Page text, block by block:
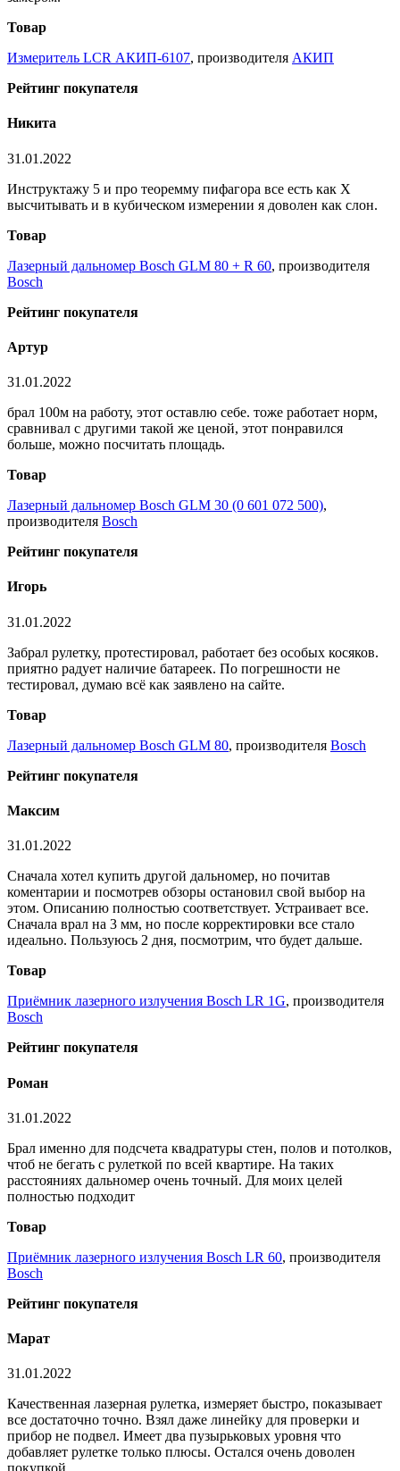
Товар
Измеритель LCR АКИП-6107, производителя АКИП
Рейтинг покупателя
Никита
31.01.2022
Инструктажу 5 и про теоремму пифагора все есть как X
высчитывать и в кубическом измерении я доволен как слон.
Товар
Лазерный дальномер Bosch GLM 80 + R 60, производителя
Bosch
Рейтинг покупателя
Артур
31.01.2022
брал 100м на работу, этот оставлю себе. тоже работает норм,
сравнивал с другими такой же ценой, этот понравился
больше, можно посчитать площадь.
Товар
Лазерный дальномер Bosch GLM 30 (0 601 072 500),
производителя Bosch
Рейтинг покупателя
Игорь
31.01.2022
Забрал рулетку, протестировал, работает без особых косяков.
приятно радует наличие батареек. По погрешности не
тестировал, думаю всё как заявлено на сайте.
Товар
Лазерный дальномер Bosch GLM 80, производителя Bosch
Рейтинг покупателя
Максим
31.01.2022
Сначала хотел купить другой дальномер, но почитав
коментарии и посмотрев обзоры остановил свой выбор на
этом. Описанию полностью соответствует. Устраивает все.
Сначала врал на 3 мм, но после корректировки все стало
идеально. Пользуюсь 2 дня, посмотрим, что будет дальше.
Товар
Приёмник лазерного излучения Bosch LR 1G, производителя
Bosch
Рейтинг покупателя
Роман
31.01.2022
Брал именно для подсчета квадратуры стен, полов и потолков,
чтоб не бегать с рулеткой по всей квартире. На таких
расстояниях дальномер очень точный. Для моих целей
полностью подходит
Товар
Приёмник лазерного излучения Bosch LR 60, производителя
Bosch
Рейтинг покупателя
Марат
31.01.2022
Качественная лазерная рулетка, измеряет быстро, показывает
все достаточно точно. Взял даже линейку для проверки и
прибор не подвел. Имеет два пузырьковых уровня что
добавляет рулетке только плюсы. Остался очень доволен